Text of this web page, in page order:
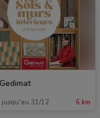
Gedimat
jusqu'au 31/12 6 km